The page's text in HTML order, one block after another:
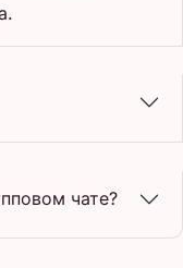
чате?